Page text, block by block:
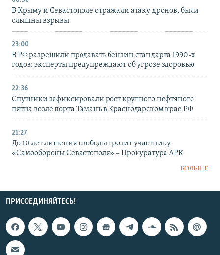
В Крыму и Севастополе отражали атаку дронов, были
слышны взрывы
23:00
В РФ разрешили продавать бензин стандарта 1990-х
годов: эксперты предупреждают об угрозе здоровью
22:36
Спутники зафиксировали рост крупного нефтяного
пятна возле порта Тамань в Краснодарском крае РФ
21:27
До 10 лет лишения свободы грозит участнику
«Самообороны Севастополя» – Прокуратура АРК
БОЛЬШЕ
ПРИСОЕДИНЯЙТЕСЬ!